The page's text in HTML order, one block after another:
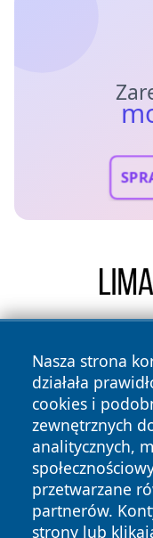
Nasza strona
działała
cookies i
zewnętrznych
analitycznych,
przetwarzane
partnerów.
strony lub
Copyright © 2026
News Autorzy